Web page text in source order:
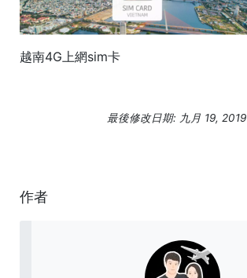
越南4G上網sim卡
最後修改日期: 九月 19, 2019
作者